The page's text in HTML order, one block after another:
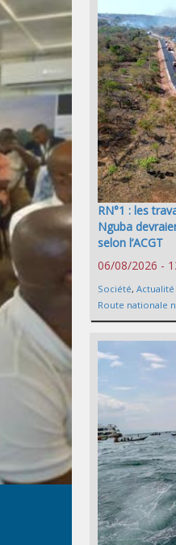
RN°1 : les
Nguba
selon l’ACGT
06/08/2026 -
Société, Actualité
Route nationale